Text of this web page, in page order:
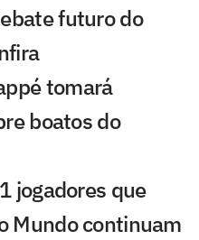
futuro do
tomará
boatos do
jogadores que
Mundo continuam